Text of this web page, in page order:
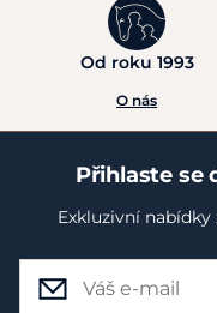
Od roku 1993
O nás
Přihlaste se
Exkluzivní